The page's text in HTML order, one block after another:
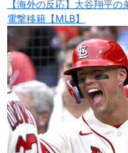
【海外の反応】大谷翔平
電撃移籍【MLB】